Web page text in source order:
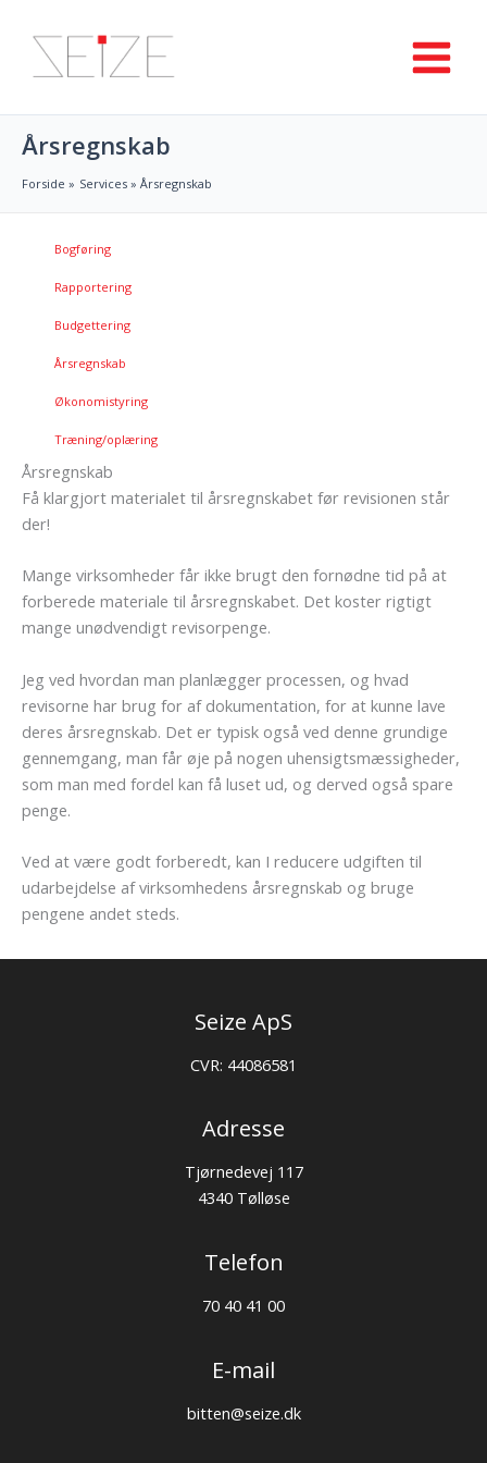
indholdet
Årsregnskab
Forside Services Årsregnskab
Bogføring
Rapportering
Budgettering
Årsregnskab
Økonomistyring
Træning/oplæring
Årsregnskab
Få klargjort materialet til årsregnskabet før revisionen står
der!
Mange virksomheder får ikke brugt den fornødne tid på at
forberede materiale til årsregnskabet. Det koster rigtigt
mange unødvendigt revisorpenge.
Jeg ved hvordan man planlægger processen, og hvad
revisorne har brug for af dokumentation, for at kunne lave
deres årsregnskab. Det er typisk også ved denne grundige
gennemgang, man får øje på nogen uhensigtsmæssigheder,
som man med fordel kan få luset ud, og derved også spare
penge.
Ved at være godt forberedt, kan I reducere udgiften til
udarbejdelse af virksomhedens årsregnskab og bruge
pengene andet steds.
Seize ApS
CVR: 44086581
Adresse
Tjørnedevej 117
4340 Tølløse
Telefon
70 40 41 00
E-mail
bitten@seize.dk